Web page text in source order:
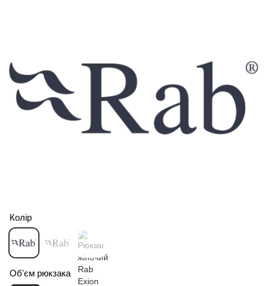
Колір
Об'єм рюкзака